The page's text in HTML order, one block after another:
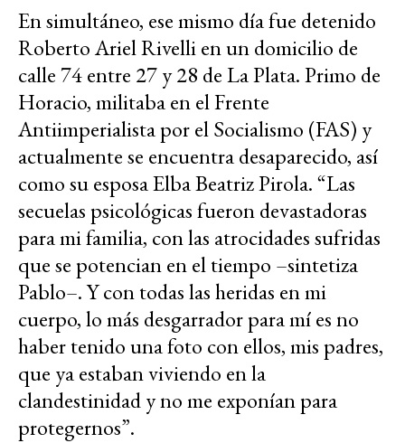
En simultáneo, ese mismo día fue detenido
Roberto Ariel Rivelli en un domicilio de
calle 74 entre 27 y 28 de La Plata. Primo de
Horacio, militaba en el Frente
Antiimperialista por el Socialismo (FAS) y
actualmente se encuentra desaparecido, así
como su esposa Elba Beatriz Pirola. “Las
secuelas psicológicas fueron devastadoras
para mi familia, con las atrocidades sufridas
que se potencian en el tiempo –sintetiza
Pablo–. Y con todas las heridas en mi
cuerpo, lo más desgarrador para mí es no
haber tenido una foto con ellos, mis padres,
que ya estaban viviendo en la
clandestinidad y no me exponían para
protegernos”.